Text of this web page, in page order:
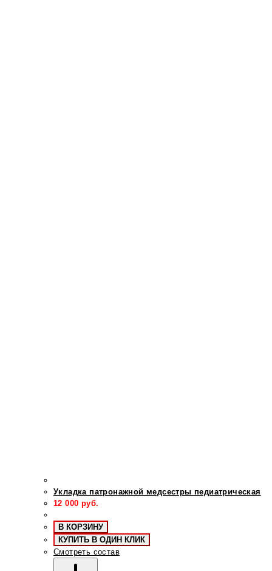
Укладка патронажной медсестры педиатрическая
12 000 руб.
В КОРЗИНУ
КУПИТЬ В ОДИН КЛИК
Смотреть состав